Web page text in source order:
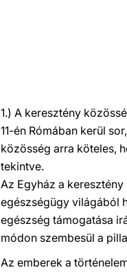
1.) A keresztény
11-én Rómában kerül
közösség arra köteles,
tekintve.
Az Egyház a
egészségügy világából
egészség támogatása
módon szembesül a
Az emberek a